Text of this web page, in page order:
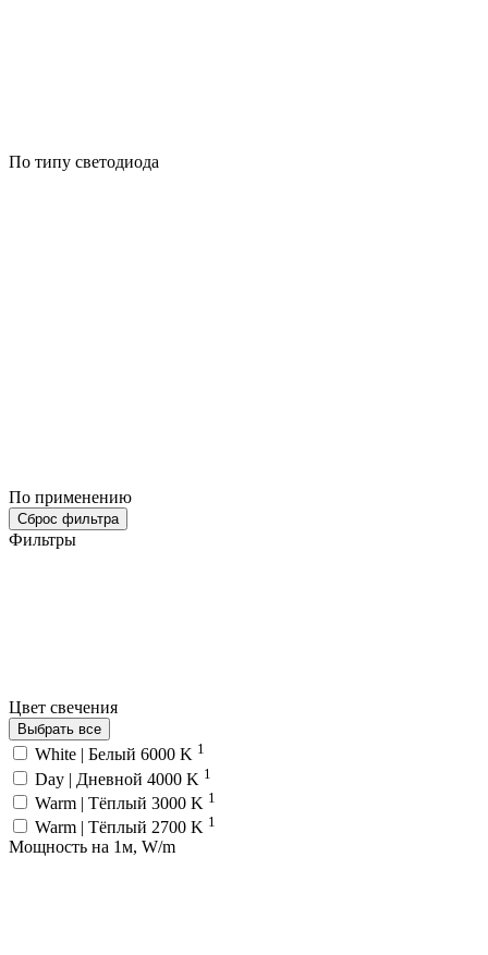
По типу светодиода
По применению
Сброс фильтра
Фильтры
Цвет свечения
Выбрать все
White | Белый 6000 K 1
Day | Дневной 4000 K 1
Warm | Тёплый 3000 K 1
Warm | Тёплый 2700 K 1
Мощность на 1м, W/m